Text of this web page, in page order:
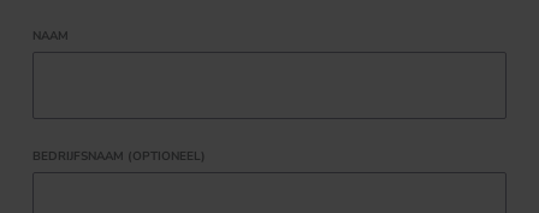
NAAM
BEDRIJFSNAAM (OPTIONEEL)